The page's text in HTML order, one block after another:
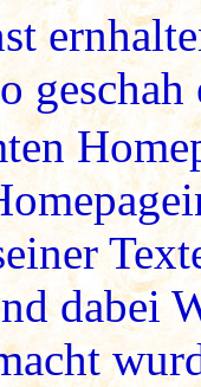
dabei